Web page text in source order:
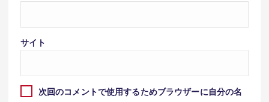
サイト
次回のコメントで使用するためブラウザーに自分の名